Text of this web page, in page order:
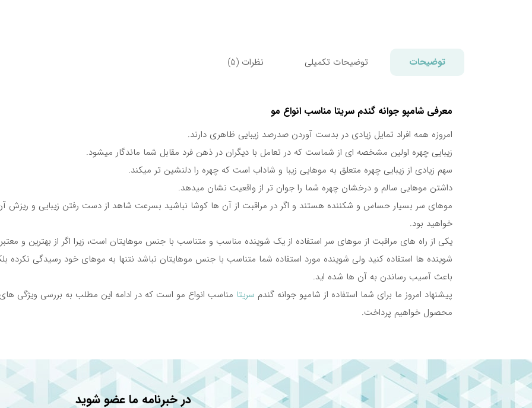
توضیحات توضیحات تکمیلی نظرات (5)
معرفی شامپو جوانه گندم سریتا مناسب انواع مو
امروزه همه افراد تمایل زیادی در بدست آوردن صدرصد زیبایی ظاهری دارند.
زیبایی چهره اولین مشخصه ای از شماست که در تعامل با دیگران در ذهن فرد مقابل شما ماندگار میشود.
سهم زیادی از زیبایی چهره متعلق به موهایی زیبا و شاداب است که چهره را دلنشین تر میکند.
داشتن موهایی سالم و درخشان چهره شما را جوان تر از واقعیت نشان میدهد.
موهای سر بسیار حساس و شکننده هستند و اگر در مراقبت از آن ها کوشا نباشید بسرعت شاهد از دست رفتن زیبایی و ریزش
خواهید بود.
یکی از راه های مراقبت از موهای سر استفاده از یک شوینده مناسب و متناسب با جنس موهایتان است، زیرا اگر از بهترین و
شوینده ها استفاده کنید ولی شوینده مورد استفاده شما متناسب با جنس موهایتان نباشد نتنها به موهای خود رسیدگی نکرده
باعث آسیب رساندن به آن ها شده اید.
پیشنهاد امروز ما برای شما استفاده از شامپو جوانه گندم سریتا مناسب انواع مو است که در ادامه این مطلب به بررسی ویژگی
محصول خواهیم پرداخت.
همه ما برای شست و شوی موهای سرمان به یک شامپو نیازمند هستیم، پس چه بهتر که از یک شامپو ویتامینه استفاده کنیم.
شامپو جوانه گندم سریتا با انواع ویتامین های ضروری برای رشد مو که در ترکیبات خود دارد، ریشه و ساقه موهای شما را بطور
تغذیه میکند.
در خبرنامه ما عضو شوید